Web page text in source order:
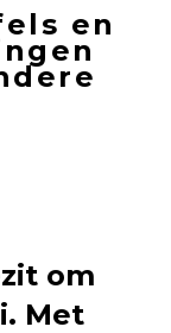
en
om
Met